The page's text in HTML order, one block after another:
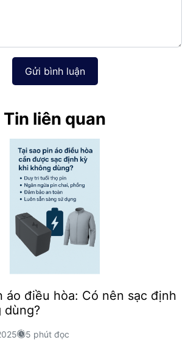
Gửi bình luận
Tin liên quan
áo điều hòa: Có nên sạc định
dùng?
5 phút đọc